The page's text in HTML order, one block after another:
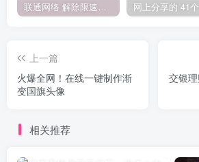
联通网络 解除限速方法参考！畅享、畅玩、老白干等及其它地区自测了
上一篇
火爆全网！在线一键制作渐
变国旗头像
交银
相关推荐